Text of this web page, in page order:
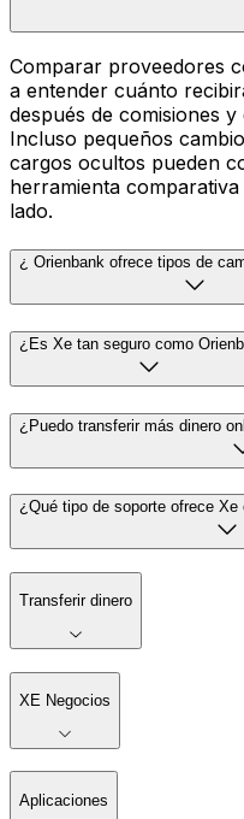
Comparar proveedores
a entender cuánto
después de comisiones
Incluso pequeños
cargos ocultos pueden
herramienta
lado.
¿ Orienbank ofrece tipos de
¿Es Xe tan seguro como
¿Puedo transferir más dinero
¿Qué tipo de soporte ofrece Xe
Transferir dinero
XE Negocios
Aplicaciones